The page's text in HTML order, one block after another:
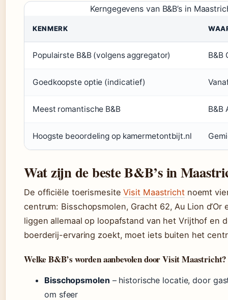
Kerngegevens van B&B’s in
KENMERK
Populairste B&B (volgens aggregator) B&B
Goedkoopste optie (indicatief)
Meest romantische B&B B&B
Hoogste beoordeling op kamermetontbijt.nl
Wat zijn de beste B&B’s in
De officiële toerismesiteVisit Maastrichtnoemt
centrum: Bisschopsmolen, Gracht 62, Au Lion d’Or
liggen allemaal op loopafstand van het Vrijthof en
boerderij-ervaring zoekt, moet iets buiten het
Welke B&B’s worden aanbevolen door Visit Maastricht?
Bisschopsmolen – historische locatie, door
om sfeer